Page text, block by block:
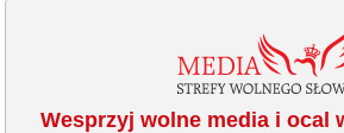
Wesprzyj wolne media i ocal